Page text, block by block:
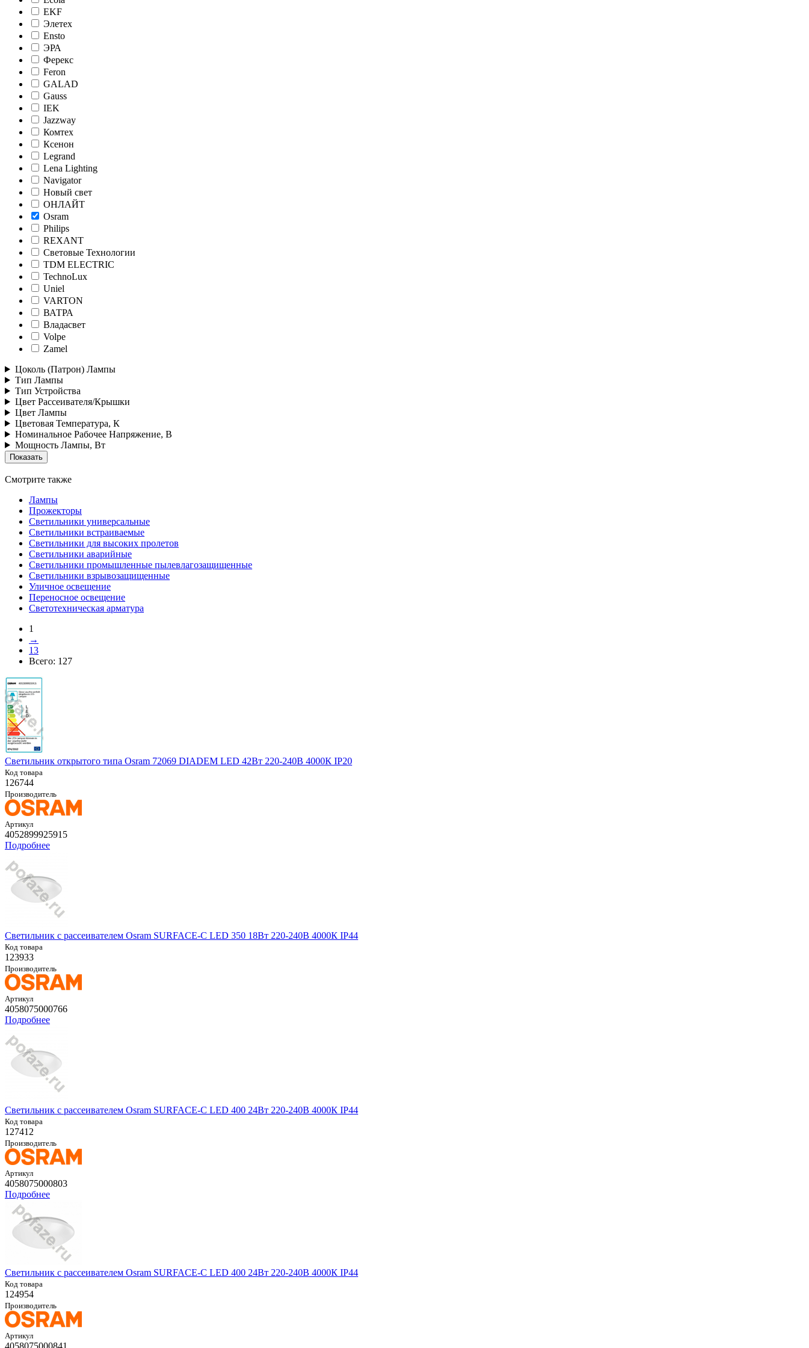
EKF
Элетех
Ensto
ЭРА
Ферекс
Feron
GALAD
Gauss
IEK
Jazzway
Комтех
Ксенон
Legrand
Lena Lighting
Navigator
Новый свет
ОНЛАЙТ
Osram
Philips
REXANT
Световые Технологии
TDM ELECTRIC
TechnoLux
Uniel
VARTON
ВАТРА
Владасвет
Volpe
Zamel
Цоколь (Патрон) Лампы
Тип Лампы
Тип Устройства
Цвет Рассеивателя/Крышки
Цвет Лампы
Цветовая Температура, К
Номинальное Рабочее Напряжение, В
Мощность Лампы, Вт
Смотрите также
Лампы
Прожекторы
Светильники универсальные
Светильники встраиваемые
Светильники для высоких пролетов
Светильники аварийные
Светильники промышленные пылевлагозащищенные
Светильники взрывозащищенные
Уличное освещение
Переносное освещение
Светотехническая арматура
1
→
13
Всего: 127
Светильник открытого типа Osram 72069 DIADEM LED 42Вт 220-240В 4000К IP20
Код товара
126744
Производитель
Артикул
4052899925915
Подробнее
Светильник с рассеивателем Osram SURFACE-C LED 350 18Вт 220-240В 4000К IP44
Код товара
123933
Производитель
Артикул
4058075000766
Подробнее
Светильник с рассеивателем Osram SURFACE-C LED 400 24Вт 220-240В 4000К IP44
Код товара
127412
Производитель
Артикул
4058075000803
Подробнее
Светильник с рассеивателем Osram SURFACE-C LED 400 24Вт 220-240В 4000К IP44
Код товара
124954
Производитель
Артикул
4058075000841